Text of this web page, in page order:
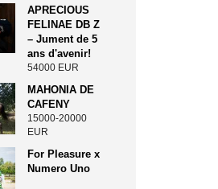
APRECIOUS
FELINAE DB Z
– Jument de 5
ans d'avenir!
54000 EUR
MAHONIA DE
CAFENY
15000-20000
EUR
For Pleasure x
Numero Uno